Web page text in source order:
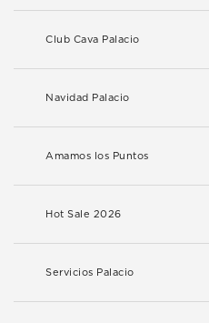
Club Cava Palacio
Navidad Palacio
Amamos los Puntos
Hot Sale 2026
Servicios Palacio